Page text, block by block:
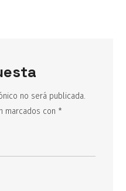
no será publicada.
marcados con *